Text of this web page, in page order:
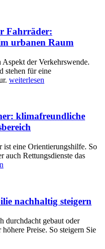
Fahrräder:
urbanen Raum
der Verkehrswende.
stehen für eine
weiterlesen
klimafreundliche
ist eine Orientierungshilfe. So
auch Rettungsdienste das
nachhaltig steigern
durchdacht gebaut oder
Preise. So steigern Sie